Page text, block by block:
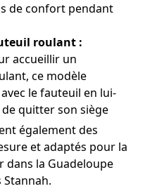
de confort pendant
roulant :
accueillir un
ce modèle
le fauteuil en lui-
quitter son siège
également des
et adaptés pour la
la Guadeloupe